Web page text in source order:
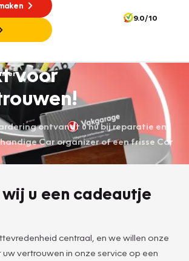
9.0/10
voor
ontvangt u nu bij reparatie en
Car organizer of een frisse Car
u een cadeautje
centraal, en we willen onze
vertrouwen in onze service op een